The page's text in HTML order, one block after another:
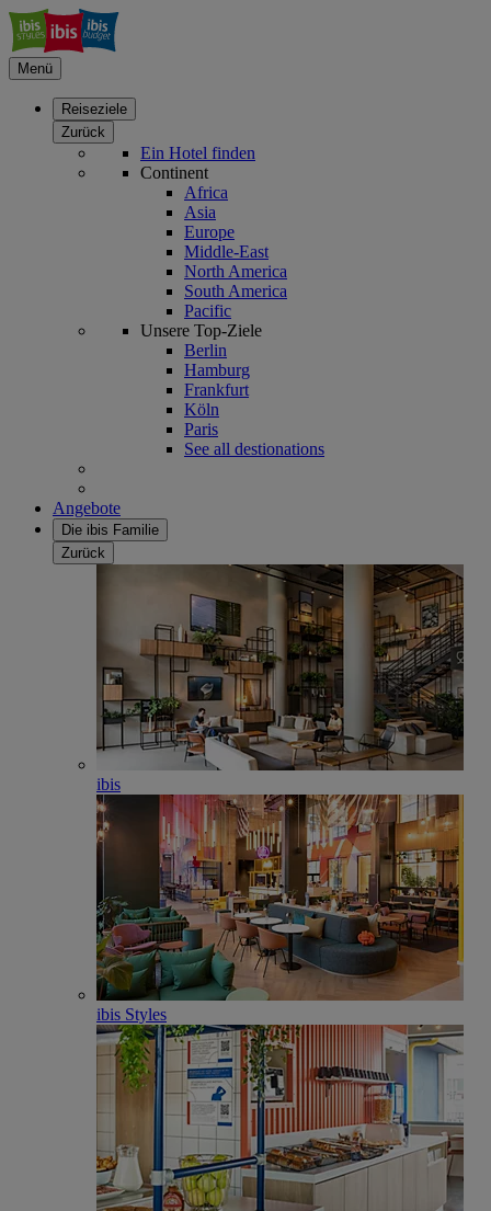
Menü
Reiseziele
Zurück
Ein Hotel finden
Continent
Africa
Asia
Europe
Middle-East
North America
South America
Pacific
Unsere Top-Ziele
Berlin
Hamburg
Frankfurt
Köln
Paris
See all destionations
Angebote
Die ibis Familie
Zurück
ibis
ibis Styles